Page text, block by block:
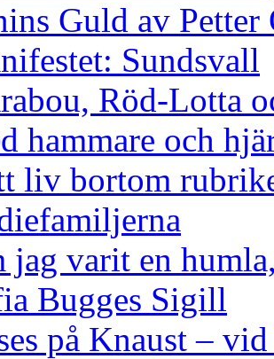
Guld av Petter
Sundsvall
Röd-Lotta
hammare och
liv bortom
jag varit en
Bugges Sigill
på Knaust –